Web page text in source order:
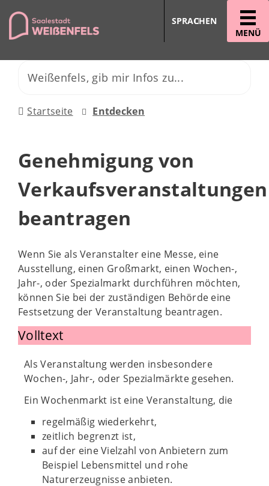
MENÜ
SPRACHEN
Startseite Entdecken
Genehmigung von
Verkaufsveranstaltungen
beantragen
Wenn Sie als Veranstalter eine Messe, eine
Ausstellung, einen Großmarkt, einen Wochen-,
Jahr-, oder Spezialmarkt durchführen möchten,
können Sie bei der zuständigen Behörde eine
Festsetzung der Veranstaltung beantragen.
Volltext
Als Veranstaltung werden insbesondere
Wochen-, Jahr-, oder Spezialmärkte gesehen.
Ein Wochenmarkt ist eine Veranstaltung, die
regelmäßig wiederkehrt,
zeitlich begrenzt ist,
auf der eine Vielzahl von Anbietern zum
Beispiel Lebensmittel und rohe
Naturerzeugnisse anbieten.